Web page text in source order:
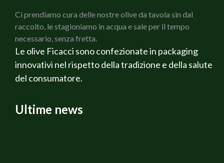
150 g di olive nere di Gaeta Ficacci
Rosmarino fresco
Salvia fresca
Olio di oliva extravergine Bio
Sale q.b.
Pepe q.b.
Vino Rosato Alternativa
PREPARAZIONE
Ci prendiamo cura delle nostre olive da tavola sin dal
raccolto, le stagioniamo in acqua e sale per il tempo
necessario, senza fretta.
Le olive Ficacci sono confezionate in packaging
innovativi nel rispetto della tradizione e della salute
del consumatore.
Ultime news